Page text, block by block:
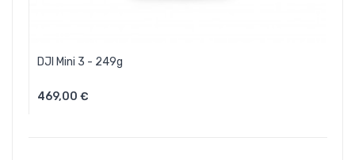
DJI Mini 3 - 249g
469,00 €Aggiungi Al Carrello